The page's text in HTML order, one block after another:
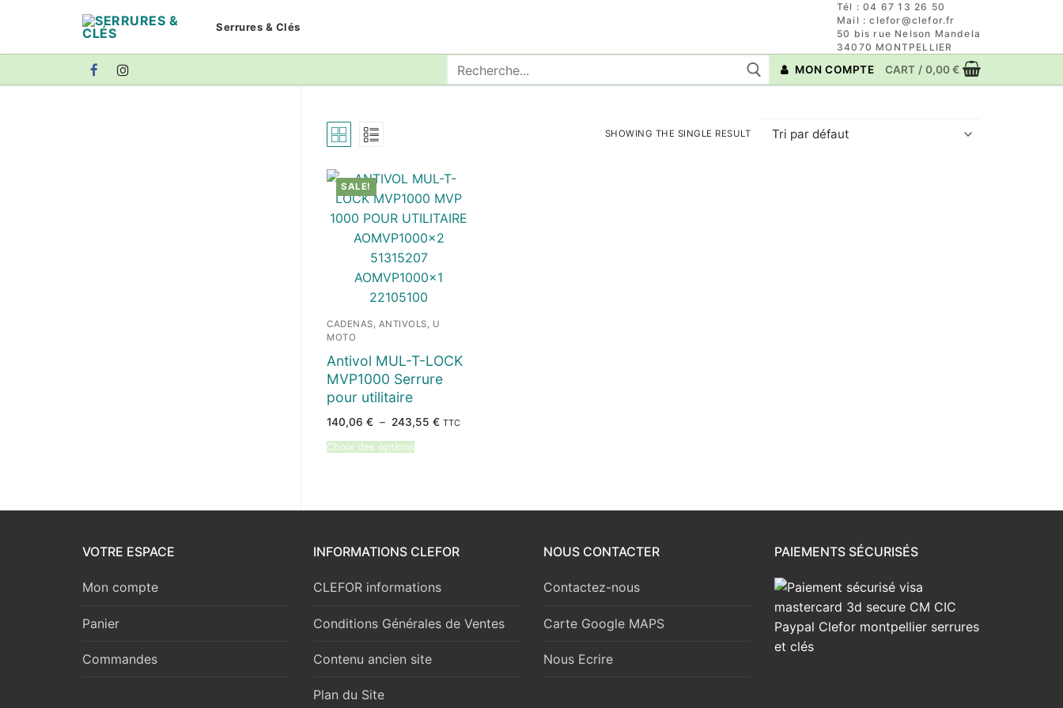
Serrures & Clés
Tél : 04 67 13 26 50
Mail : clefor@clefor.fr
50 bis rue Nelson Mandela
34070 MONTPELLIER
Rechercher
:
MON COMPTE CART / 0,00€
SHOWING THE SINGLE RESULT
SALE!
CADENAS, ANTIVOLS, U
MOTO
Antivol MUL-T-LOCK
MVP1000 Serrure
pour utilitaire
140,06 € – 243,55 €Plage
TTC
Choix des options
VOTRE ESPACE
Mon compte
Panier
Commandes
INFORMATIONS CLEFOR
CLEFOR informations
Conditions Générales de Ventes
Contenu ancien site
Plan du Site
NOUS CONTACTER
Contactez-nous
Carte Google MAPS
Nous Ecrire
PAIEMENTS SÉCURISÉS